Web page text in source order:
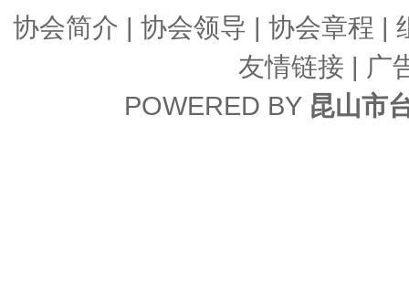
协会简介 | 协会领导 | 协会章程 |
友情链接 | 广
POWERED BY 昆山市